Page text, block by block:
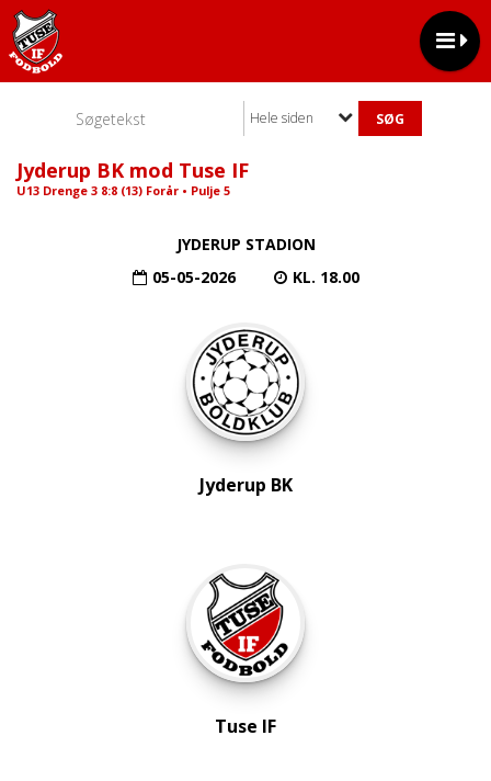
Hele siden
Jyderup BK mod Tuse IF
U13 Drenge 3 8:8 (13) Forår • Pulje 5
JYDERUP STADION
05-05-2026
KL. 18.00
Jyderup BK
Tuse IF